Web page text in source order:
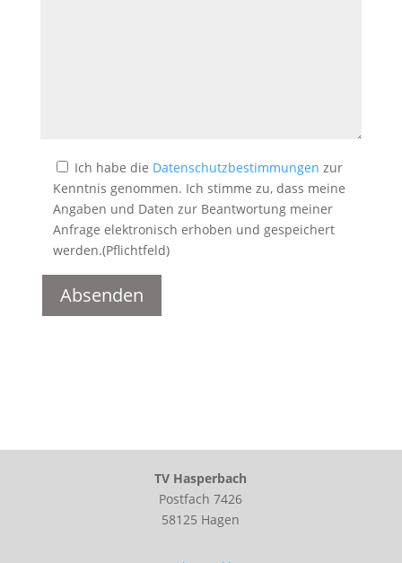
Ich habe die Datenschutzbestimmungen zur
Kenntnis genommen. Ich stimme zu, dass meine
Angaben und Daten zur Beantwortung meiner
Anfrage elektronisch erhoben und gespeichert
werden.(Pflichtfeld)
a
TV Hasperbach
Postfach 7426
58125 Hagen